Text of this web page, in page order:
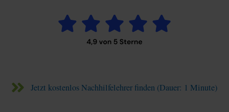
Jetzt kostenlos Nachhilfelehrer finden (Dauer: 1 Minute)